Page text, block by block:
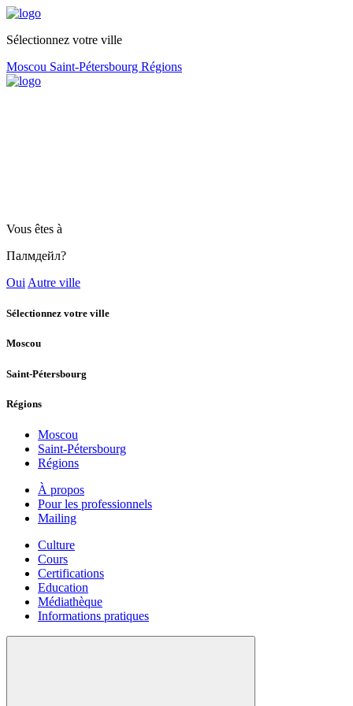
Sélectionnez votre ville
Moscou Saint-Pétersbourg Régions
Vous êtes à
Палмдейл?
Oui Autre ville
Sélectionnez votre ville
Moscou
Saint-Pétersbourg
Régions
Moscou
Saint-Pétersbourg
Régions
À propos
Pour les professionnels
Mailing
Culture
Cours
Certifications
Education
Médiathèque
Informations pratiques